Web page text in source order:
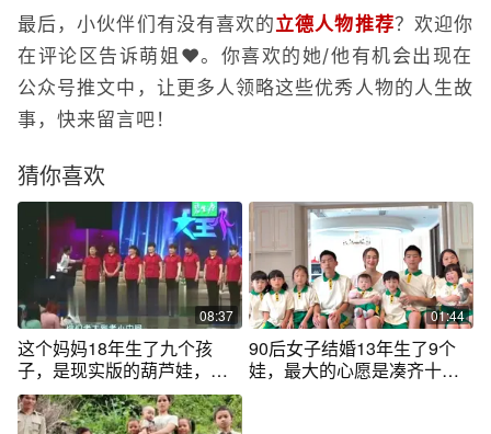
最后，小伙伴们有没有喜欢的立德人物推荐？欢迎你
在评论区告诉萌姐❤️。你喜欢的她/他有机会出现在
公众号推文中，让更多人领略这些优秀人物的人生故
事，快来留言吧！
猜你喜欢
08:37
这个妈妈18年生了九个孩
子，是现实版的葫芦娃，主
持人真看懵了！
01:44
90后女子结婚13年生了9个
娃，最大的心愿是凑齐十二